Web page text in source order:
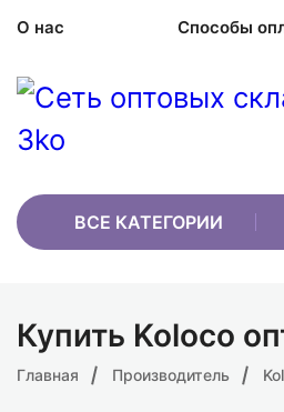
О нас Способы
ВСЕ КАТЕГОРИИ
Купить Koloco
Главная Производитель